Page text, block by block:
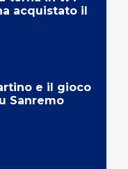
acquistato il
e il gioco
Sanremo